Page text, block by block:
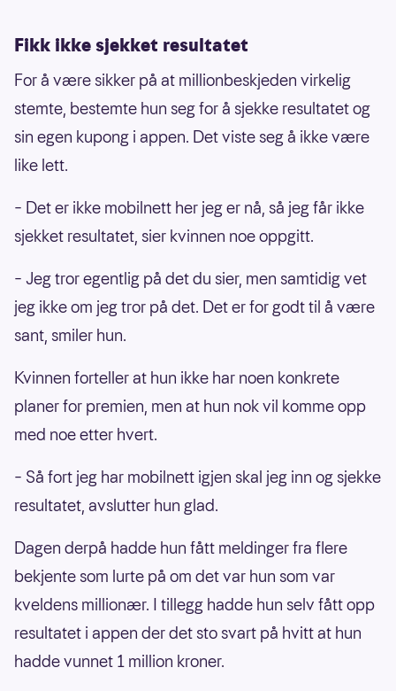
Fikk ikke sjekket resultatet
For å være sikker på at millionbeskjeden virkelig
stemte, bestemte hun seg for å sjekke resultatet og
sin egen kupong i appen. Det viste seg å ikke være
like lett.
– Det er ikke mobilnett her jeg er nå, så jeg får ikke
sjekket resultatet, sier kvinnen noe oppgitt.
– Jeg tror egentlig på det du sier, men samtidig vet
jeg ikke om jeg tror på det. Det er for godt til å være
sant, smiler hun.
Kvinnen forteller at hun ikke har noen konkrete
planer for premien, men at hun nok vil komme opp
med noe etter hvert.
– Så fort jeg har mobilnett igjen skal jeg inn og sjekke
resultatet, avslutter hun glad.
Dagen derpå hadde hun fått meldinger fra flere
bekjente som lurte på om det var hun som var
kveldens millionær. I tillegg hadde hun selv fått opp
resultatet i appen der det sto svart på hvitt at hun
hadde vunnet 1 million kroner.